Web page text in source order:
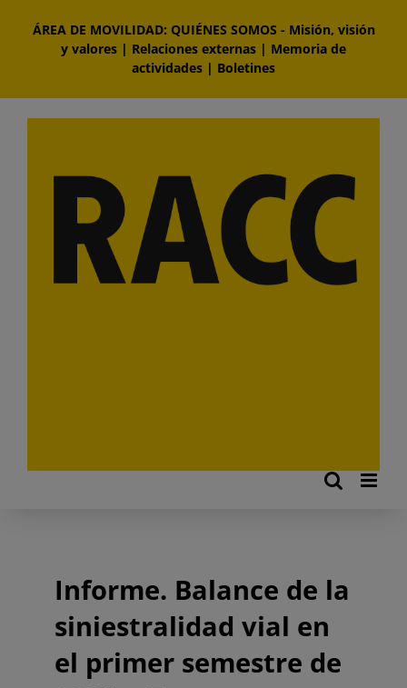
contenido
ÁREA DE MOVILIDAD: QUIÉNES SOMOS - Misión, visión
y valores | Relaciones externas | Memoria de
actividades | Boletines
Informe. Balance de la
siniestralidad vial en
el primer semestre de